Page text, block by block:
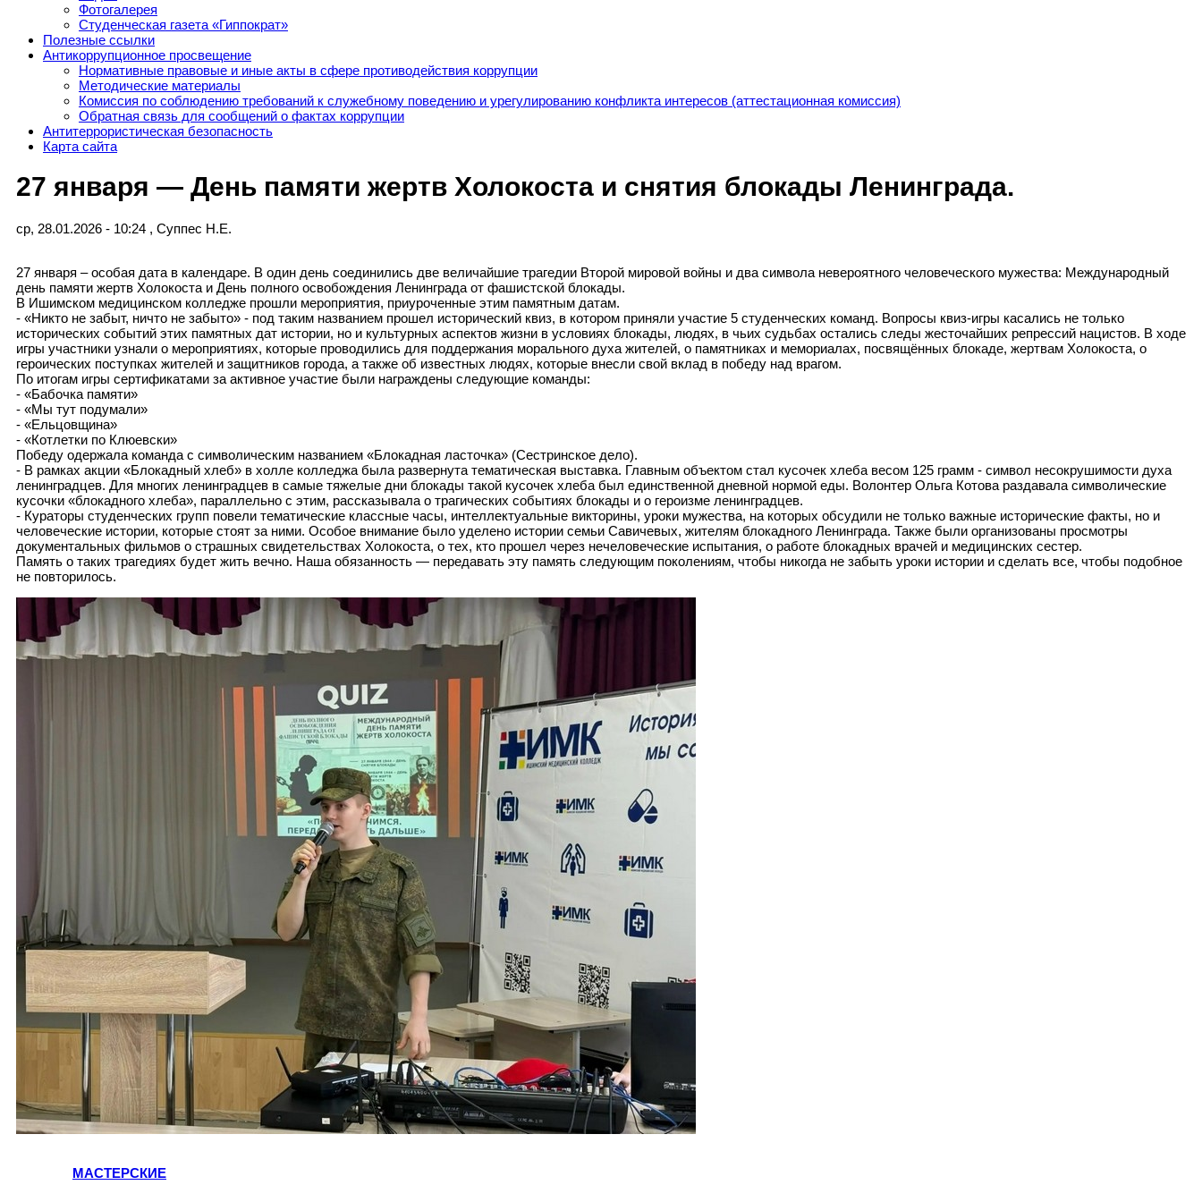
Фотогалерея
Студенческая газета «Гиппократ»
Полезные ссылки
Антикоррупционное просвещение
Нормативные правовые и иные акты в сфере противодействия коррупции
Методические материалы
Комиссия по соблюдению требований к служебному поведению и урегулированию конфликта интересов (аттестационная комиссия)
Обратная связь для сообщений о фактах коррупции
Антитеррористическая безопасность
Карта сайта
27 января — День памяти жертв Холокоста и снятия блокады Ленинграда.
ср, 28.01.2026 - 10:24 , Суппес Н.Е.
27 января – особая дата в календаре. В один день соединились две величайшие трагедии Второй мировой войны и два символа невероятного человеческого мужества: Международный
день памяти жертв Холокоста и День полного освобождения Ленинграда от фашистской блокады.
В Ишимском медицинском колледже прошли мероприятия, приуроченные этим памятным датам.
- «Никто не забыт, ничто не забыто» - под таким названием прошел исторический квиз, в котором приняли участие 5 студенческих команд. Вопросы квиз-игры касались не только
исторических событий этих памятных дат истории, но и культурных аспектов жизни в условиях блокады, людях, в чьих судьбах остались следы жесточайших репрессий нацистов. В ходе
игры участники узнали о мероприятиях, которые проводились для поддержания морального духа жителей, о памятниках и мемориалах, посвящённых блокаде, жертвам Холокоста, о
героических поступках жителей и защитников города, а также об известных людях, которые внесли свой вклад в победу над врагом.
По итогам игры сертификатами за активное участие были награждены следующие команды:
- «Бабочка памяти»
- «Мы тут подумали»
- «Ельцовщина»
- «Котлетки по Клюевски»
Победу одержала команда с символическим названием «Блокадная ласточка» (Сестринское дело).
- В рамках акции «Блокадный хлеб» в холле колледжа была развернута тематическая выставка. Главным объектом стал кусочек хлеба весом 125 грамм - символ несокрушимости духа
ленинградцев. Для многих ленинградцев в самые тяжелые дни блокады такой кусочек хлеба был единственной дневной нормой еды. Волонтер Ольга Котова раздавала символические
кусочки «блокадного хлеба», параллельно с этим, рассказывала о трагических событиях блокады и о героизме ленинградцев.
- Кураторы студенческих групп повели тематические классные часы, интеллектуальные викторины, уроки мужества, на которых обсудили не только важные исторические факты, но и
человеческие истории, которые стоят за ними. Особое внимание было уделено истории семьи Савичевых, жителям блокадного Ленинграда. Также были организованы просмотры
документальных фильмов о страшных свидетельствах Холокоста, о тех, кто прошел через нечеловеческие испытания, о работе блокадных врачей и медицинских сестер.
Память о таких трагедиях будет жить вечно. Наша обязанность — передавать эту память следующим поколениям, чтобы никогда не забыть уроки истории и сделать все, чтобы подобное
не повторилось.
МАСТЕРСКИЕ